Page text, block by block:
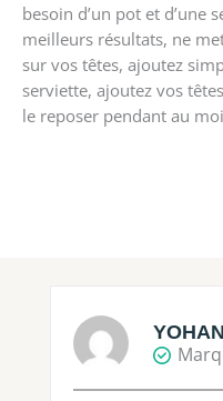
besoin d’un pot et d’une
meilleurs résultats, ne
sur vos têtes, ajoutez
serviette, ajoutez vos
le reposer pendant au